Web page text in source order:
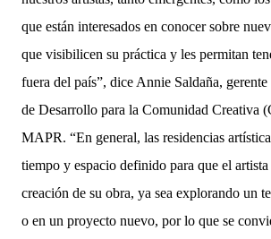
que están interesados en conocer sobre
que visibilicen su práctica y les permitan
fuera del país”, dice Annie Saldaña,
de Desarrollo para la Comunidad Creativa
MAPR. “En general, las residencias
tiempo y espacio definido para que el artista
creación de su obra, ya sea explorando un
o en un proyecto nuevo, por lo que se